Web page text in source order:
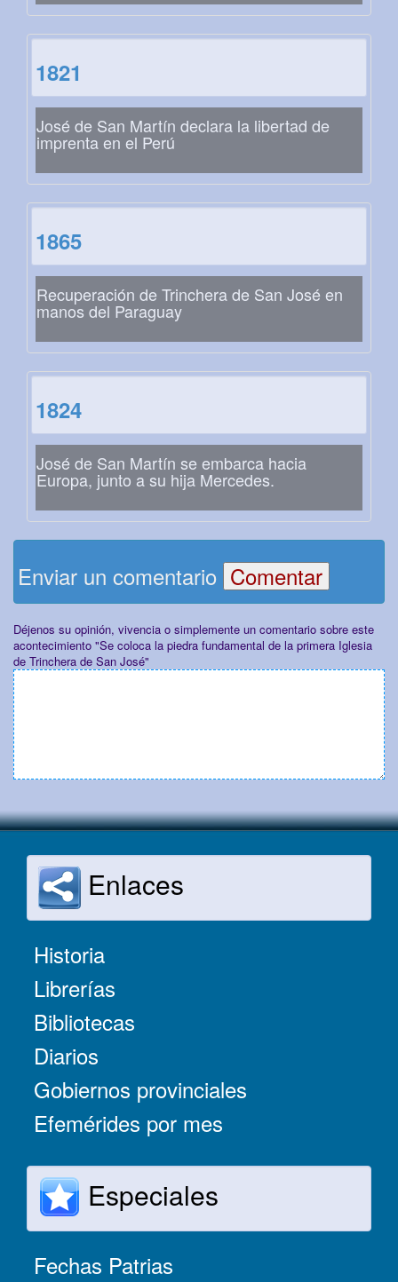
1821
José de San Martín declara la libertad de
imprenta en el Perú
1865
Recuperación de Trinchera de San José en
manos del Paraguay
1824
José de San Martín se embarca hacia
Europa, junto a su hija Mercedes.
Enviar un comentario
Déjenos su opinión, vivencia o simplemente un comentario sobre este
acontecimiento "Se coloca la piedra fundamental de la primera Iglesia
de Trinchera de San José"
Enlaces
Historia
Librerías
Bibliotecas
Diarios
Gobiernos provinciales
Efemérides por mes
Especiales
Fechas Patrias